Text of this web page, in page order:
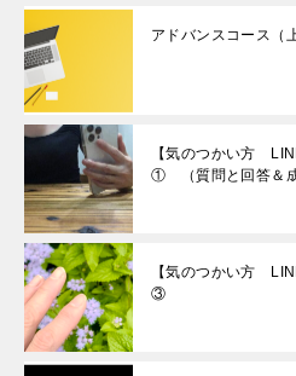
アドバンスコース（
【気のつかい方
① （質問と回答＆成
【気のつかい方
③